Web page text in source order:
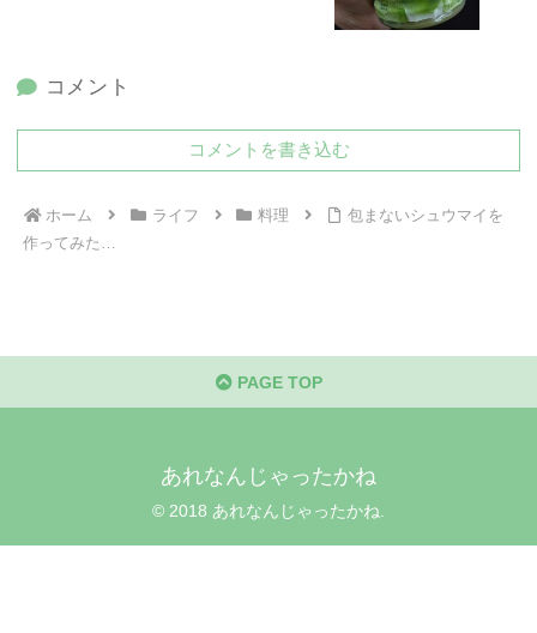
コメント
コメントを書き込む
ホーム ライフ 料理
包まないシュウマイを
作ってみた…
PAGE TOP
あれなんじゃったかね
© 2018 あれなんじゃったかね.